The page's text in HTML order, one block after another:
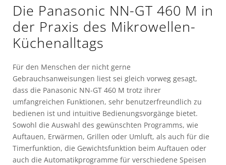
Die Panasonic NN-GT 460 M in
der Praxis des Mikrowellen-
Küchenalltags
Für den Menschen der nicht gerne
Gebrauchsanweisungen liest sei gleich vorweg gesagt,
dass die Panasonic NN-GT 460 M trotz ihrer
umfangreichen Funktionen, sehr benutzerfreundlich zu
bedienen ist und intuitive Bedienungsvorgänge bietet.
Sowohl die Auswahl des gewünschten Programms, wie
Auftauen, Erwärmen, Grillen oder Umluft, als auch für die
Timerfunktion, die Gewichtsfunktion beim Auftauen oder
auch die Automatikprogramme für verschiedene Speisen